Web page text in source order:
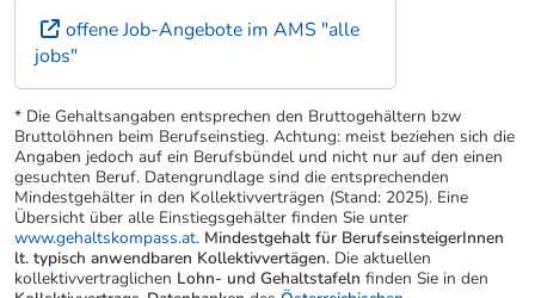
offene Job-Angebote im AMS "alle
jobs"
* Die Gehaltsangaben entsprechen den Bruttogehältern bzw
Bruttolöhnen beim Berufseinstieg. Achtung: meist beziehen sich die
Angaben jedoch auf ein Berufsbündel und nicht nur auf den einen
gesuchten Beruf. Datengrundlage sind die entsprechenden
Mindestgehälter in den Kollektivverträgen (Stand: 2025). Eine
Übersicht über alle Einstiegsgehälter finden Sie unter
www.gehaltskompass.at. Mindestgehalt für BerufseinsteigerInnen
lt. typisch anwendbaren Kollektivvertägen. Die aktuellen
kollektivvertraglichen Lohn- und Gehaltstafeln finden Sie in den